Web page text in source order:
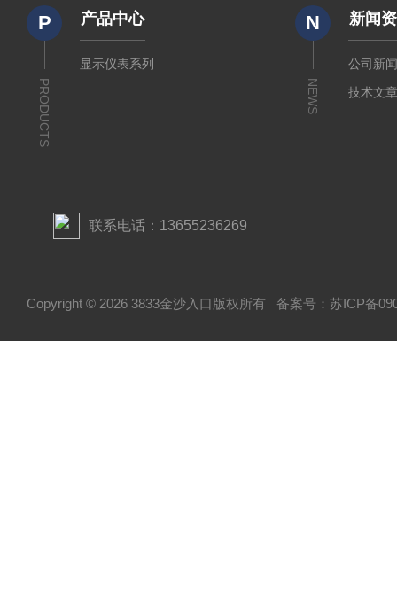
P
PRODUCTS
产品中心
显示仪表系列
N
NEWS
新闻
公司新
技术文
联系电话：13655236269
Copyright © 2026 3833金沙入口版权所有 备案号：苏ICP备